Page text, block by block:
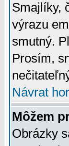
Smajlíky,
výrazu
smutný.
Prosím,
Návrat
Môžem
Obrázky